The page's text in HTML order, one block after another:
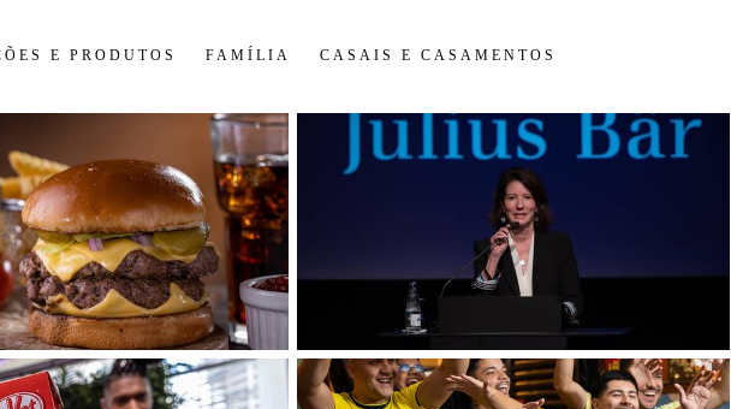
E PRODUTOS FAMÍLIA CASAIS E CASAMENTOS